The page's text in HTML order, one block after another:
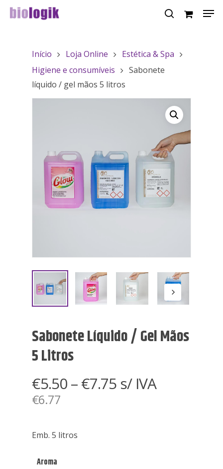
Início Loja Online
Estética & Spa
Higiene e consumíveis
Sabonete
líquido / gel mãos 5 litros
Sabonete Líquido / Gel Mãos
5 Litros
€5.50–€7.75Price
s/ IVA
€6.77
Emb. 5 litros
Aroma